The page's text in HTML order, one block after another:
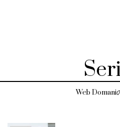
Web Domani